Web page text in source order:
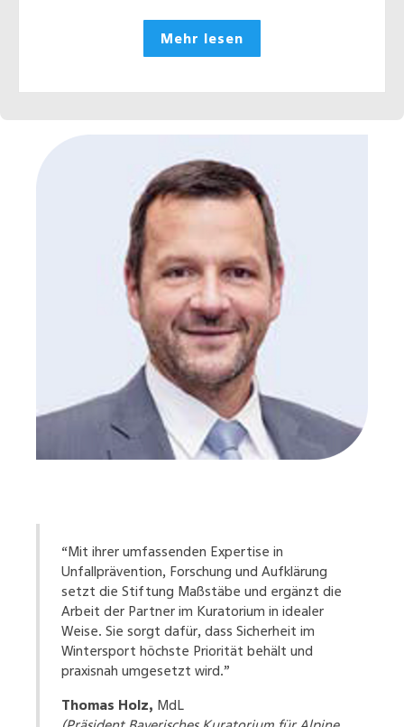
Mehr lesen
“Mit ihrer umfassenden Expertise in
Unfallprävention, Forschung und Aufklärung
setzt die Stiftung Maßstäbe und ergänzt die
Arbeit der Partner im Kuratorium in idealer
Weise. Sie sorgt dafür, dass Sicherheit im
Wintersport höchste Priorität behält und
praxisnah umgesetzt wird.”
Thomas Holz, MdL